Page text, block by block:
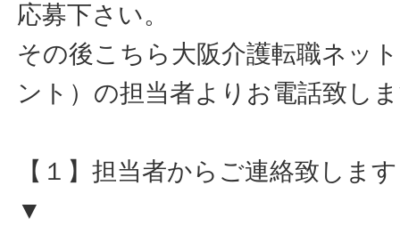
応募下さい。
その後こちら大阪介護転職ネッ
ント）の担当者よりお電話致し
【１】担当者からご連絡致します
▼